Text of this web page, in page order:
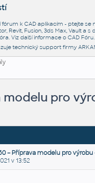
fórum k CAD aplikacím - ptejte
Revit, Fusion, 3ds Max, Vault
Viz další informace o CAD Fóru
technický support firmy
modelu pro
– Příprava modelu pro
v 13:52